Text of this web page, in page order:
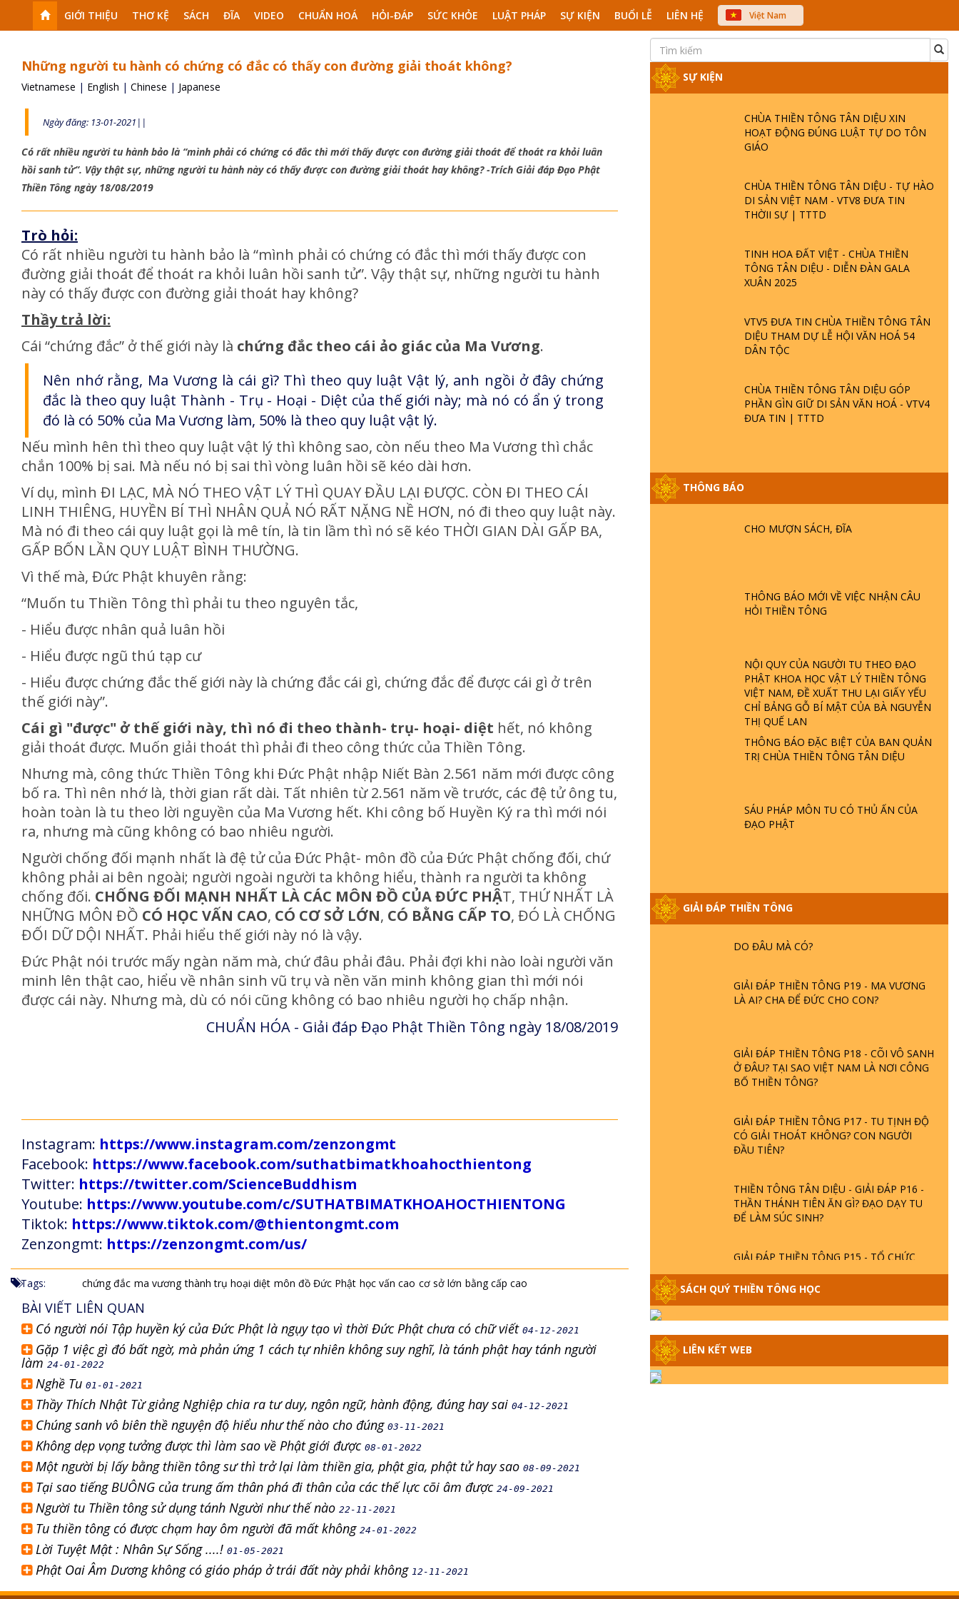
GIỚI THIỆU THƠ KỆ SÁCH ĐĨA VIDEO CHUẨN HOÁ HỎI-ĐÁP SỨC KHỎE LUẬT PHÁP SỰ KIỆN BUỔI LỄ LIÊN HỆ
Việt Nam
中文
Những người tu hành có chứng có đắc có thấy con đường giải thoát không?
Vietnamese | English | Chinese | Japanese
Ngày đăng: 13-01-2021||
Có rất nhiều người tu hành bảo là “mình phải có chứng có đắc thì mới thấy được con đường giải thoát để thoát ra khỏi luân
hồi sanh tử”. Vậy thật sự, những người tu hành này có thấy được con đường giải thoát hay không? -Trích Giải đáp Đạo Phật
Thiền Tông ngày 18/08/2019
Trò hỏi:
Có rất nhiều người tu hành bảo là “mình phải có chứng có đắc thì mới thấy được con
đường giải thoát để thoát ra khỏi luân hồi sanh tử”. Vậy thật sự, những người tu hành
này có thấy được con đường giải thoát hay không?
Thầy trả lời:
Cái “chứng đắc” ở thế giới này là chứng đắc theo cái ảo giác của Ma Vương.
Nên nhớ rằng, Ma Vương là cái gì? Thì theo quy luật Vật lý, anh ngồi ở đây chứng
đắc là theo quy luật Thành - Trụ - Hoại - Diệt của thế giới này; mà nó có ẩn ý trong
đó là có 50% của Ma Vương làm, 50% là theo quy luật vật lý.
Nếu mình hên thì theo quy luật vật lý thì không sao, còn nếu theo Ma Vương thì chắc
chắn 100% bị sai. Mà nếu nó bị sai thì vòng luân hồi sẽ kéo dài hơn.
Ví dụ, mình ĐI LẠC, MÀ NÓ THEO VẬT LÝ THÌ QUAY ĐẦU LẠI ĐƯỢC. CÒN ĐI THEO CÁI
LINH THIÊNG, HUYỀN BÍ THÌ NHÂN QUẢ NÓ RẤT NẶNG NỀ HƠN, nó đi theo quy luật này.
Mà nó đi theo cái quy luật gọi là mê tín, là tin lầm thì nó sẽ kéo THỜI GIAN DÀI GẤP BA,
GẤP BỐN LẦN QUY LUẬT BÌNH THƯỜNG.
Vì thế mà, Đức Phật khuyên rằng:
“Muốn tu Thiền Tông thì phải tu theo nguyên tắc,
- Hiểu được nhân quả luân hồi
- Hiểu được ngũ thú tạp cư
- Hiểu được chứng đắc thế giới này là chứng đắc cái gì, chứng đắc để được cái gì ở trên
thế giới này”.
Cái gì "được" ở thế giới này, thì nó đi theo thành- trụ- hoại- diệt hết, nó không
giải thoát được. Muốn giải thoát thì phải đi theo công thức của Thiền Tông.
Nhưng mà, công thức Thiền Tông khi Đức Phật nhập Niết Bàn 2.561 năm mới được công
bố ra. Thì nên nhớ là, thời gian rất dài. Tất nhiên từ 2.561 năm về trước, các đệ tử ông tu,
hoàn toàn là tu theo lời nguyền của Ma Vương hết. Khi công bố Huyền Ký ra thì mới nói
ra, nhưng mà cũng không có bao nhiêu người.
Người chống đối mạnh nhất là đệ tử của Đức Phật- môn đồ của Đức Phật chống đối, chứ
không phải ai bên ngoài; người ngoài người ta không hiểu, thành ra người ta không
chống đối. CHỐNG ĐỐI MẠNH NHẤT LÀ CÁC MÔN ĐỒ CỦA ĐỨC PHẬT, THỨ NHẤT LÀ
NHỮNG MÔN ĐỒ CÓ HỌC VẤN CAO, CÓ CƠ SỞ LỚN, CÓ BẰNG CẤP TO, ĐÓ LÀ CHỐNG
ĐỐI DỮ DỘI NHẤT. Phải hiểu thế giới này nó là vậy.
Đức Phật nói trước mấy ngàn năm mà, chứ đâu phải đâu. Phải đợi khi nào loài người văn
minh lên thật cao, hiểu về nhân sinh vũ trụ và nền văn minh không gian thì mới nói
được cái này. Nhưng mà, dù có nói cũng không có bao nhiêu người họ chấp nhận.
CHUẨN HÓA - Giải đáp Đạo Phật Thiền Tông ngày 18/08/2019
Instagram: https://www.instagram.com/zenzongmt
Facebook: https://www.facebook.com/suthatbimatkhoahocthientong
Twitter: https://twitter.com/ScienceBuddhism
Youtube: https://www.youtube.com/c/SUTHATBIMATKHOAHOCTHIENTONG
Tiktok: https://www.tiktok.com/@thientongmt.com
Zenzongmt: https://zenzongmt.com/us/
Tags: chứng đắc ma vương thành trụ hoại diệt môn đồ Đức Phật học vấn cao cơ sở lớn bằng cấp cao
BÀI VIẾT LIÊN QUAN
Có người nói Tập huyền ký của Đức Phật là ngụy tạo vì thời Đức Phật chưa có chữ viết 04-12-2021
Gặp 1 việc gì đó bất ngờ, mà phản ứng 1 cách tự nhiên không suy nghĩ, là tánh phật hay tánh người
làm 24-01-2022
Nghề Tu 01-01-2021
Thầy Thích Nhật Từ giảng Nghiệp chia ra tư duy, ngôn ngữ, hành động, đúng hay sai 04-12-2021
Chúng sanh vô biên thề nguyện độ hiểu như thế nào cho đúng 03-11-2021
Không dẹp vọng tưởng được thì làm sao về Phật giới được 08-01-2022
Một người bị lấy bằng thiền tông sư thì trở lại làm thiền gia, phật gia, phật tử hay sao 08-09-2021
Tại sao tiếng BUÔNG của trung ấm thân phá đi thân của các thế lực cõi âm được 24-09-2021
Người tu Thiền tông sử dụng tánh Người như thế nào 22-11-2021
Tu thiền tông có được chạm hay ôm người đã mất không 24-01-2022
Lời Tuyệt Mật : Nhân Sự Sống ....! 01-05-2021
Phật Oai Âm Dương không có giáo pháp ở trái đất này phải không 12-11-2021
SỰ KIỆN
CHÙA THIỀN TÔNG TÂN DIỆU XIN
HOẠT ĐỘNG ĐÚNG LUẬT TỰ DO TÔN
GIÁO
CHÙA THIỀN TÔNG TÂN DIỆU - TỰ HÀO
DI SẢN VIỆT NAM - VTV8 ĐƯA TIN
THỜII SỰ | TTTD
TINH HOA ĐẤT VIỆT - CHÙA THIỀN
TÔNG TÂN DIỆU - DIỄN ĐÀN GALA
XUÂN 2025
VTV5 ĐƯA TIN CHÙA THIỀN TÔNG TÂN
DIỆU THAM DỰ LỄ HỘI VĂN HOÁ 54
DÂN TỘC
CHÙA THIỀN TÔNG TÂN DIỆU GÓP
PHẦN GÌN GIỮ DI SẢN VĂN HOÁ - VTV4
ĐƯA TIN | TTTD
THÔNG BÁO
CHO MƯỢN SÁCH, ĐĨA
THÔNG BÁO MỚI VỀ VIỆC NHẬN CÂU
HỎI THIỀN TÔNG
NỘI QUY CỦA NGƯỜI TU THEO ĐẠO
PHẬT KHOA HỌC VẬT LÝ THIỀN TÔNG
VIỆT NAM, ĐỀ XUẤT THU LẠI GIẤY YẾU
CHỈ BẢNG GỖ BÍ MẬT CỦA BÀ NGUYỄN
THỊ QUẾ LAN
THÔNG BÁO ĐẶC BIỆT CỦA BAN QUẢN
TRỊ CHÙA THIỀN TÔNG TÂN DIỆU
SÁU PHÁP MÔN TU CÓ THỦ ẤN CỦA
ĐẠO PHẬT
GIẢI ĐÁP THIỀN TÔNG
GIẢI ĐÁP ĐẶC BIỆT P25 - SUỐT 49 NĂM
HỘI GÌ? TỬ VÌ ĐẠO
PHẬT GIỚI CÓ THỜI GIAN KHÔNG? |
TTTD
LÀ AI? QUỶ SA TĂNG? | TTTD
GIẢI ĐÁP THIỀN TÔNG ĐẶC BIỆT P22 - TẠI
SAO TRÁI ĐẤT NHIỀU THIÊN TAI - LŨ LỤT
- HỎA HOẠN | TTTD
HOA SEN ? | TTTD
GIẢI ĐÁP THIỀN TÔNG ĐẶC BIỆT PHẦN 20
- BÁC NGUYỄN NHÂN LÀ AI? PHIỀN NÃO
LÀ AI? CHA ĐỂ ĐỨC CHO CON?
Ở ĐÂU? TẠI SAO VIỆT NAM LÀ NƠI CÔNG
BỐ THIỀN TÔNG?
CÓ GIẢI THOÁT KHÔNG? CON NGƯỜI
ĐẦU TIÊN?
THẦN THÁNH TIÊN ĂN GÌ? ĐẠO DẠY TU
ĐỂ LÀM SÚC SINH?
GIẢI ĐÁP THIỀN TÔNG P15 - TỔ CHỨC
LOÀI CÔ HỒN - GIÁO LÝ ĐẠO PHẬT KHI
NÀO XUẤT BẢN
TẦNG BÌNH LƯU LỚN ĐẾN ĐÂU
GIẢI ĐÁP THIỀN TÔNG ĐẶC BIỆT - P13 -
SÁCH QUÝ THIỀN TÔNG HỌC
LIÊN KẾT WEB